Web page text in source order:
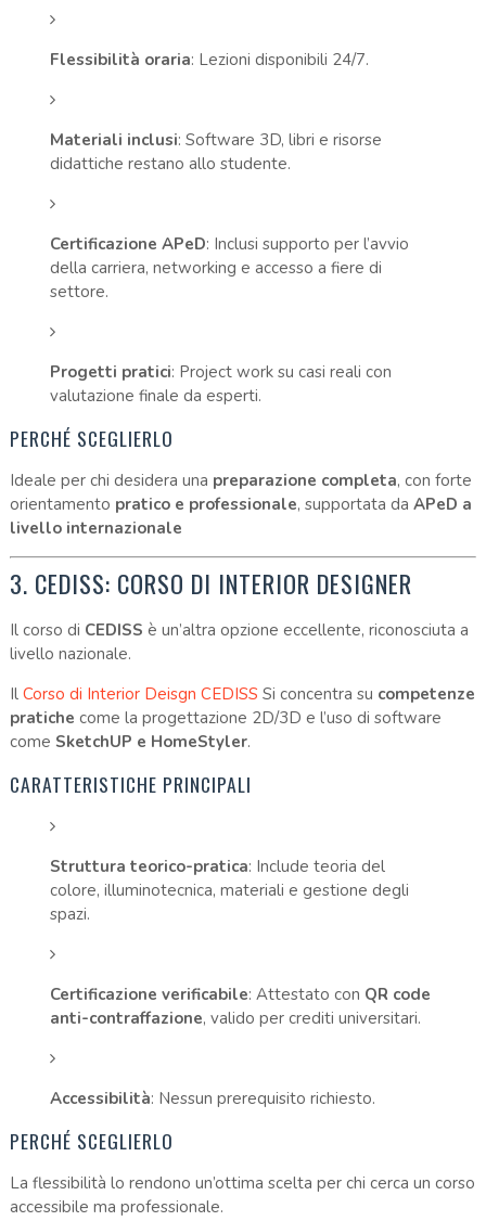
Flessibilità oraria: Lezioni disponibili 24/7.
Materiali inclusi: Software 3D, libri e risorse
didattiche restano allo studente.
Certificazione APeD: Inclusi supporto per l’avvio
della carriera, networking e accesso a fiere di
settore.
Progetti pratici: Project work su casi reali con
valutazione finale da esperti.
PERCHÉ SCEGLIERLO
Ideale per chi desidera una preparazione completa, con forte
orientamento pratico e professionale, supportata da APeD a
livello internazionale
3. CEDISS: CORSO DI INTERIOR DESIGNER
Il corso di CEDISS è un’altra opzione eccellente, riconosciuta a
livello nazionale.
Il Corso di Interior Deisgn CEDISS Si concentra su competenze
pratiche come la progettazione 2D/3D e l’uso di software
come SketchUP e HomeStyler.
CARATTERISTICHE PRINCIPALI
Struttura teorico-pratica: Include teoria del
colore, illuminotecnica, materiali e gestione degli
spazi.
Certificazione verificabile: Attestato con QR code
anti-contraffazione, valido per crediti universitari.
Accessibilità: Nessun prerequisito richiesto.
PERCHÉ SCEGLIERLO
La flessibilità lo rendono un’ottima scelta per chi cerca un corso
accessibile ma professionale.